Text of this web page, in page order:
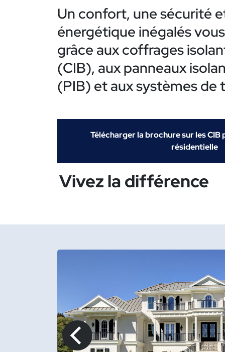
Un confort, une sécurité
énergétique inégalés
grâce aux coffrages
(CIB), aux panneaux
(PIB) et aux systèmes de
Télécharger la brochure sur les
résidentielle
Vivez la différence